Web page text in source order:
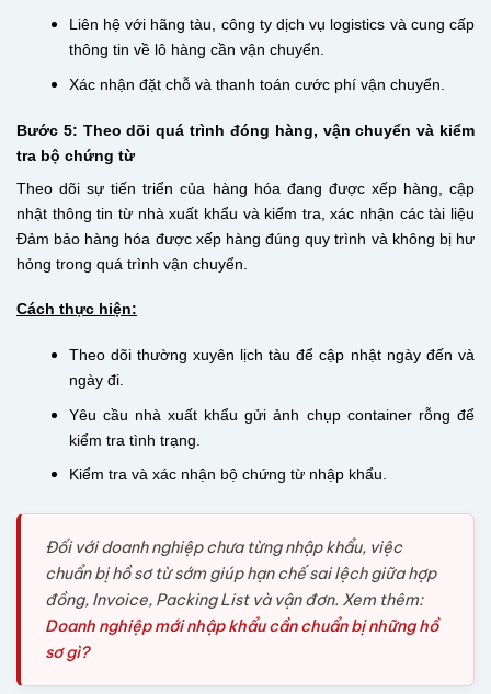
Liên hệ với hãng tàu, công ty dịch vụ logistics và cung cấp
thông tin về lô hàng cần vận chuyển.
Xác nhận đặt chỗ và thanh toán cước phí vận chuyển.
Bước 5: Theo dõi quá trình đóng hàng, vận chuyển và kiểm
tra bộ chứng từ
Theo dõi sự tiến triển của hàng hóa đang được xếp hàng, cập
nhật thông tin từ nhà xuất khẩu và kiểm tra, xác nhận các tài liệu
Đảm bảo hàng hóa được xếp hàng đúng quy trình và không bị hư
hỏng trong quá trình vận chuyển.
Cách thực hiện:
Theo dõi thường xuyên lịch tàu để cập nhật ngày đến và
ngày đi.
Yêu cầu nhà xuất khẩu gửi ảnh chụp container rỗng để
kiểm tra tình trạng.
Kiểm tra và xác nhận bộ chứng từ nhập khẩu.
Đối với doanh nghiệp chưa từng nhập khẩu, việc
chuẩn bị hồ sơ từ sớm giúp hạn chế sai lệch giữa hợp
đồng, Invoice, Packing List và vận đơn. Xem thêm:
Doanh nghiệp mới nhập khẩu cần chuẩn bị những hồ
sơ gì?